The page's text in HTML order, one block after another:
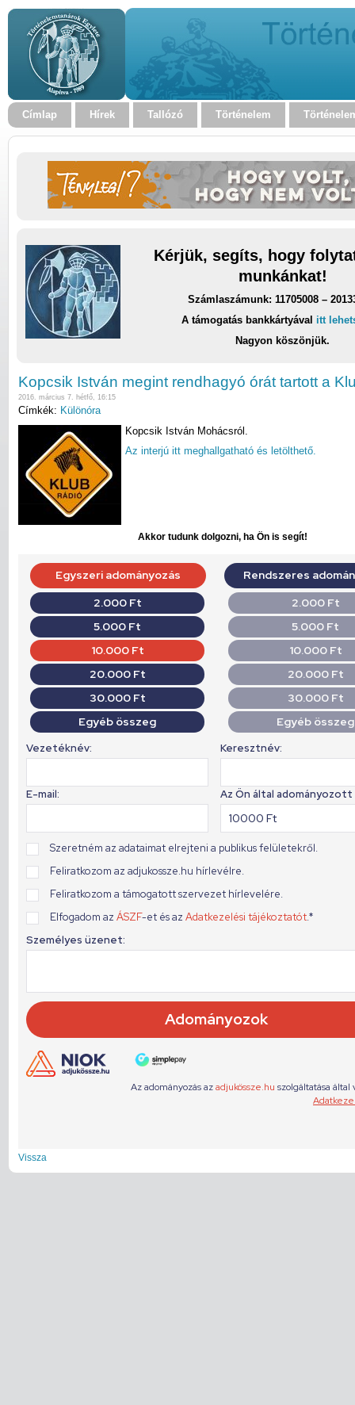
Címlap Hírek Tallózó Történelem
Kérjük, segíts, hogy
munkánkat!
Számlaszámunk: 11705008 –
A támogatás bankkártyával itt
Nagyon köszönjük.
Kopcsik István megint rendhagyó órát tartott a
2016. március 7. hétfő, 16:15
Címkék: Különóra
Kopcsik István Mohácsról.
Az interjú itt meghallgatható és letölthető.
Akkor tudunk dolgozni, ha Ön is segít!
Vissza